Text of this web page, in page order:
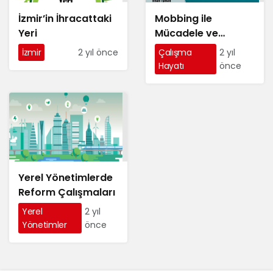
İzmir’in İhracattaki
Yeri
İzmir 2 yıl önce
Mobbing ile
Mücadele ve
Uluslararası
Standartlarla Uyum
Çalışma
Hayatı
2 yıl
önce
Yerel Yönetimlerde
Reform Çalışmaları
Yerel
Yönetimler
2 yıl
önce